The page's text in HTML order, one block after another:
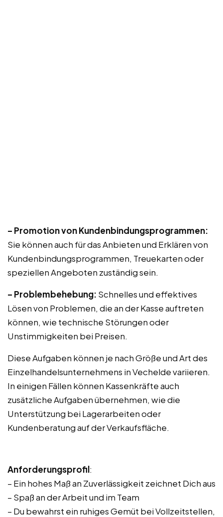
– Promotion von Kundenbindungsprogrammen:
Sie können auch für das Anbieten und Erklären von
Kundenbindungsprogrammen, Treuekarten oder
speziellen Angeboten zuständig sein.
– Problembehebung: Schnelles und effektives
Lösen von Problemen, die an der Kasse auftreten
können, wie technische Störungen oder
Unstimmigkeiten bei Preisen.
Diese Aufgaben können je nach Größe und Art des
Einzelhandelsunternehmens in Vechelde variieren.
In einigen Fällen können Kassenkräfte auch
zusätzliche Aufgaben übernehmen, wie die
Unterstützung bei Lagerarbeiten oder
Kundenberatung auf der Verkaufsfläche.
Anforderungsprofil:
– Ein hohes Maß an Zuverlässigkeit zeichnet Dich aus
– Spaß an der Arbeit und im Team
– Du bewahrst ein ruhiges Gemüt bei Vollzeitstellen,